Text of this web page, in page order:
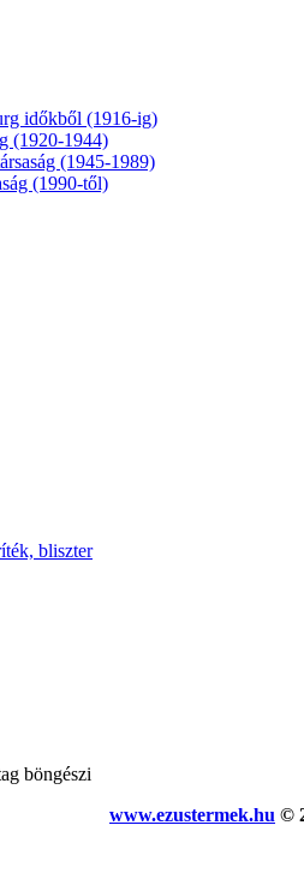
időkből (1916-ig)
(1920-1944)
(1945-1989)
(1990-től)
bliszter
böngészi
www.ezustermek.hu ©